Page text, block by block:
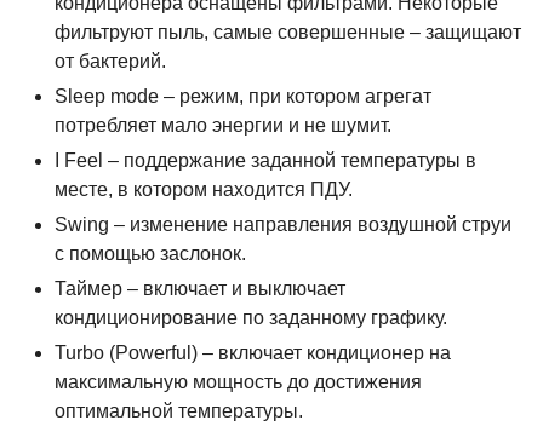
фильтруют пыль, самые совершенные – защищают
от бактерий.
Sleep mode – режим, при котором агрегат
потребляет мало энергии и не шумит.
I Feel – поддержание заданной температуры в
месте, в котором находится ПДУ.
Swing – изменение направления воздушной струи
с помощью заслонок.
Таймер – включает и выключает
кондиционирование по заданному графику.
Turbo (Powerful) – включает кондиционер на
максимальную мощность до достижения
оптимальной температуры.